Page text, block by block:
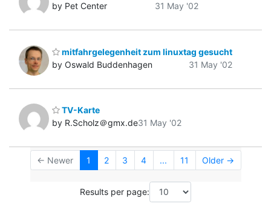
by Pet Center
31 May '02
mitfahrgelegenheit zum linuxtag gesucht
by Oswald Buddenhagen
31 May '02
TV-Karte
by R.Scholz＠gmx.de31 May '02
← Newer 1 2 3 4 ... 11 Older →
Results per page: